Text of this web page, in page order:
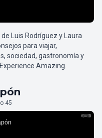
Luis Rodríguez y Laura
para viajar,
sociedad, gastronomía y
Amazing.
45